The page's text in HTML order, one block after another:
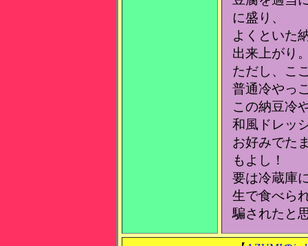
に盛り、
よくといた
出来上がり
ただし、こ
普通冷やっ
この納豆冷
和風ドレッ
お好みでた
もよし！
要は冷蔵庫
生で食べら
騙されたと